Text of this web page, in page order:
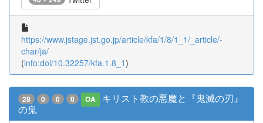
https://www.jstage.jst.go.jp/article/kfa/1/8/1_1/_article/-
char/ja/
(info:doi/10.32257/kfa.1.8_1)
28 0 0 0 OA
キリスト教の悪魔と『鬼滅の刃』
の鬼